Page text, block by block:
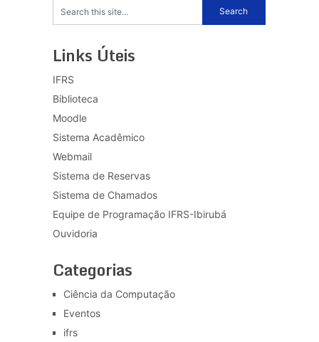
Links Úteis
IFRS
Biblioteca
Moodle
Sistema Acadêmico
Webmail
Sistema de Reservas
Sistema de Chamados
Equipe de Programação IFRS-Ibirubá
Ouvidoria
Categorias
Ciência da Computação
Eventos
ifrs